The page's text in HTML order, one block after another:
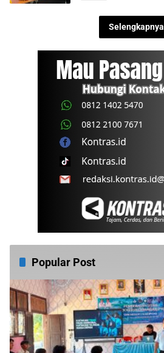
Selengkapnya
Popular Post